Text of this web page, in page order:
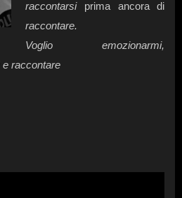
raccontarsi
prima ancora di
raccontare.
Voglio emozionarmi,
e raccontare